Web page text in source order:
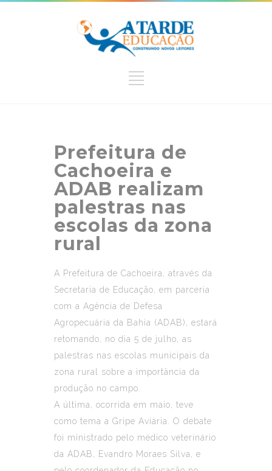
Prefeitura de
Cachoeira e
ADAB realizam
palestras nas
escolas da zona
rural
A Prefeitura de Cachoeira, através da
Secretaria de Educação, em parceria
com a Agência de Defesa
Agropecuária da Bahia (ADAB), estará
retomando, no dia 5 de julho, as
palestras nas escolas municipais da
zona rural sobre a importância da
produção no campo.
A última, ocorrida em maio, teve
como tema a Gripe Aviária. O debate
foi ministrado pelo médico veterinário
da ADAB, Evandro Moraes Silva, e